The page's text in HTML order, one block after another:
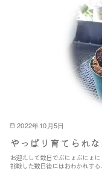
2022年10月5日
やっぱり育てられ
お迎えして数日でぶにょぶにょ
挑戦した数日後にはおわかれす